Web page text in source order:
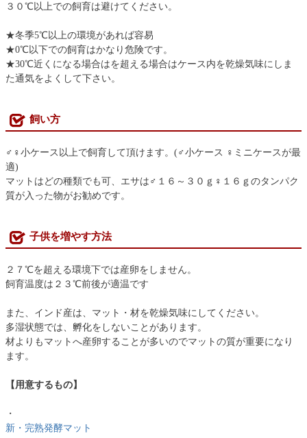
３０℃以上での飼育は避けてください。
★冬季5℃以上の環境があれば容易
★0℃以下での飼育はかなり危険です。
★30℃近くになる場合はを超える場合はケース内を乾燥気味にしま
た通気をよくして下さい。
飼い方
♂♀小ケース以上で飼育して頂けます。(♂小ケース ♀ミニケースが最
適)
マットはどの種類でも可、エサは♂１６～３０ｇ♀１６ｇのタンパク
質が入った物がお勧めです。
子供を増やす方法
２７℃を超える環境下では産卵をしません。
飼育温度は２３℃前後が適温です
また、インド産は、マット・材を乾燥気味にしてください。
多湿状態では、孵化をしないことがあります。
材よりもマットへ産卵することが多いのでマットの質が重要になり
ます。
【用意するもの】
・
新・完熟発酵マット